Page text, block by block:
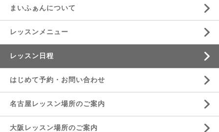
まいふぁんについて
レッスンメニュー
レッスン日程
はじめて予約・お問い合わせ
名古屋レッスン場所のご案内
大阪レッスン場所のご案内